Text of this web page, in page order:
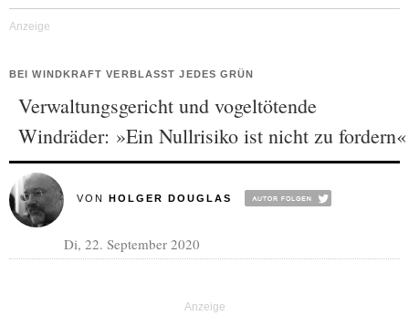
BEI WINDKRAFT VERBLASST JEDES GRÜN
Verwaltungsgericht und vogeltötende
Windräder: »Ein Nullrisiko ist nicht zu fordern«
VON HOLGER DOUGLAS
Di, 22. September 2020